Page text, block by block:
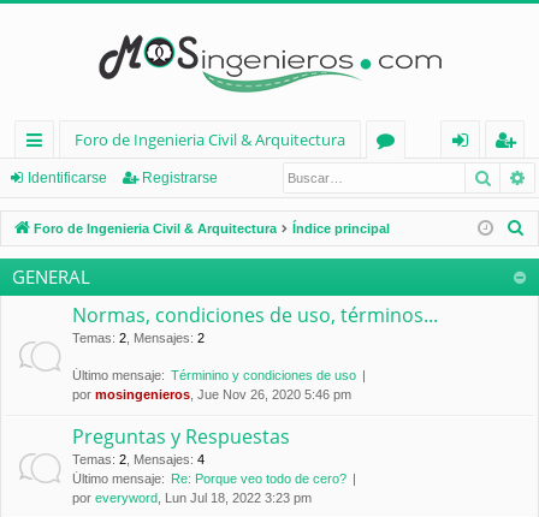
nl
ac
es
rá
d
Foro de Ingenieria Civil & Arquitectura
os
nt
ifi
eg
ist
ra
Identificarse Registrarse
Foro de Ingenieria Civil & Arquitectura Índice principal
GENERAL
Normas, condiciones de uso, términos...
Temas: 2 Mensajes: 2
Último mensaje: Términino y condiciones de uso
por mosingenieros , Jue Nov 26, 2020 5:46 pm
Preguntas y Respuestas
Temas: 2 Mensajes: 4
Último mensaje: Re: Porque veo todo de cero?
por everyword , Lun Jul 18, 2022 3:23 pm